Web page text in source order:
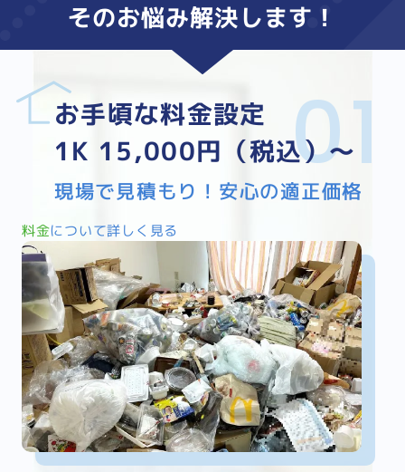
そのお悩み解決します！
お手頃な料金設定
1K 15,000円（税込）～
現場で見積もり！安心の適正価格
料金について詳しく見る